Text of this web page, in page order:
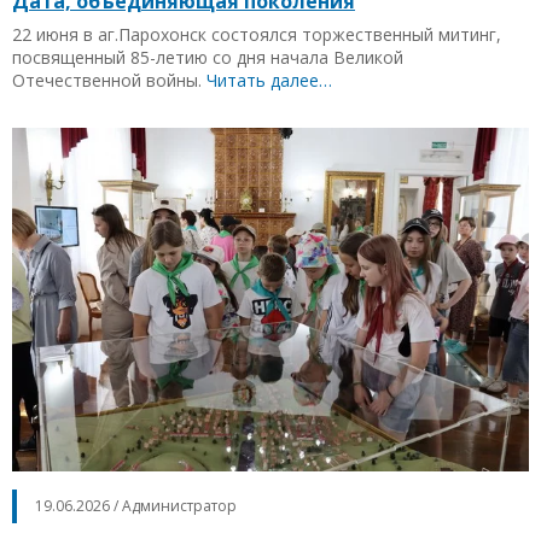
22 июня в аг.Парохонск состоялся торжественный митинг,
посвященный 85-летию со дня начала Великой
Отечественной войны. Читать далее…
19.06.2026 / Администратор